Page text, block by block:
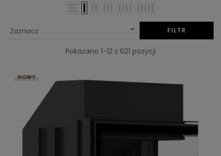
Zaznacz  FILTR
Pokazano 1-12 z 621 pozycji
NOWY